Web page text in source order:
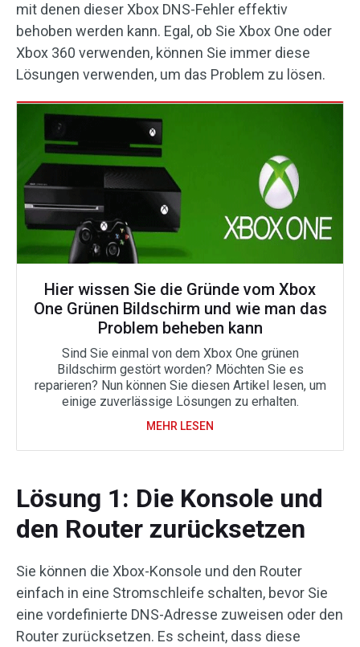
mit denen dieser Xbox DNS-Fehler effektiv
behoben werden kann. Egal, ob Sie Xbox One oder
Xbox 360 verwenden, können Sie immer diese
Lösungen verwenden, um das Problem zu lösen.
Hier wissen Sie die Gründe vom Xbox
One Grünen Bildschirm und wie man das
Problem beheben kann
Sind Sie einmal von dem Xbox One grünen
Bildschirm gestört worden? Möchten Sie es
reparieren? Nun können Sie diesen Artikel lesen, um
einige zuverlässige Lösungen zu erhalten.
MEHR LESEN
Lösung 1: Die Konsole und
den Router zurücksetzen
Sie können die Xbox-Konsole und den Router
einfach in eine Stromschleife schalten, bevor Sie
eine vordefinierte DNS-Adresse zuweisen oder den
Router zurücksetzen. Es scheint, dass diese